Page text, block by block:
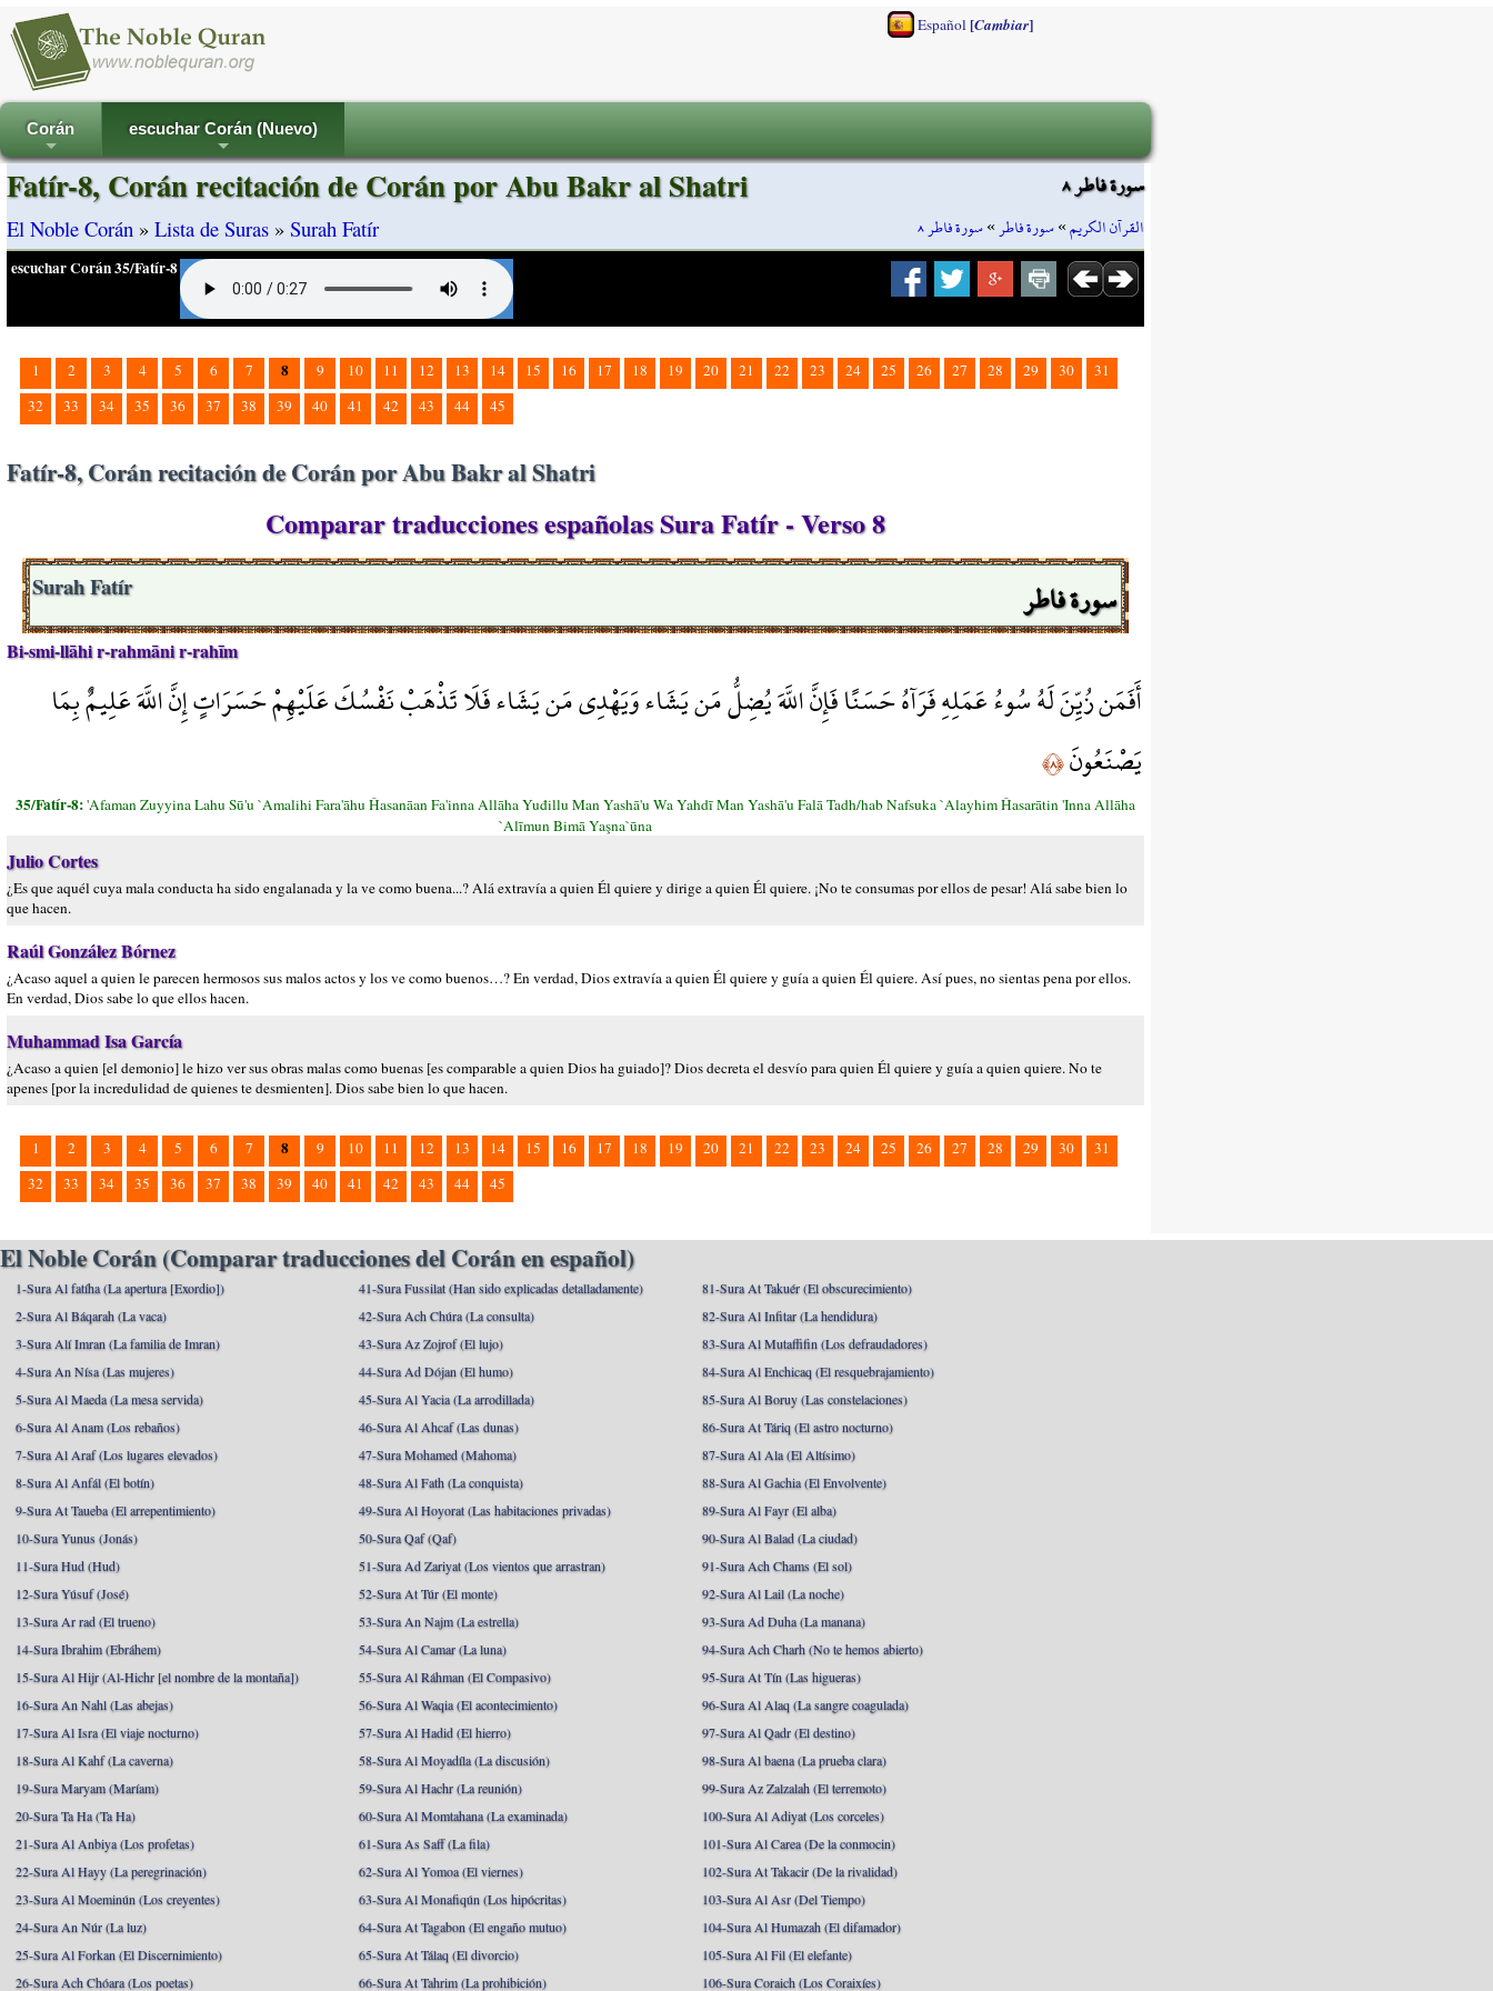
Español [Cambiar]
+
Corán
+
escuchar Corán (Nuevo)
سورة فاطر ٨
القرآن الكريم»سورة فاطر»سورة فاطر ٨
Fatír-8, Corán recitación de Corán por Abu Bakr al Shatri
El Noble Corán » Lista de Suras » Surah Fatír
escuchar Corán 35/Fatír-8
1 2 3 4 5 6 7 8 9 10 11 12 13 14 15 16 17 18 19 20 21 22 23 24 25 26 27 28 29 30
31
32
33 34 35 36 37 38 39 40 41 42 43 44 45
Fatír-8, Corán recitación de Corán por Abu Bakr al Shatri
Comparar traducciones españolas Sura Fatír - Verso 8
سورة فاطر Surah Fatír
Bi-smi-llāhi r-rahmāni r-rahīm
أَفَمَن زُيِّنَ لَهُ سُوءُ عَمَلِهِ فَرَآهُ حَسَنًا فَإِنَّ اللَّهَ يُضِلُّ مَن يَشَاء وَيَهْدِي مَن يَشَاء فَلَا تَذْهَبْ نَفْسُكَ عَلَيْهِمْ حَسَرَاتٍ إِنَّ اللَّهَ عَلِيمٌ بِمَا
يَصْنَعُونَ﴿٨﴾
35/Fatír-8:'Afaman Zuyyina Lahu Sū'u `Amalihi Fara'āhu Ĥasanāan Fa'inna Allāha Yuđillu Man Yashā'u Wa Yahdī Man Yashā'u Falā Tadh/hab Nafsuka `Alayhim Ĥasarātin 'Inna Allāha
`Alīmun Bimā Yaşna`ūna
Julio Cortes
¿Es que aquél cuya mala conducta ha sido engalanada y la ve como buena...? Alá extravía a quien Él quiere y dirige a quien Él quiere. ¡No te consumas por ellos de pesar! Alá sabe bien lo
que hacen.
Raúl González Bórnez
¿Acaso aquel a quien le parecen hermosos sus malos actos y los ve como buenos…? En verdad, Dios extravía a quien Él quiere y guía a quien Él quiere. Así pues, no sientas pena por ellos.
En verdad, Dios sabe lo que ellos hacen.
Muhammad Isa García
¿Acaso a quien [el demonio] le hizo ver sus obras malas como buenas [es comparable a quien Dios ha guiado]? Dios decreta el desvío para quien Él quiere y guía a quien quiere. No te
apenes [por la incredulidad de quienes te desmienten]. Dios sabe bien lo que hacen.
1 2 3 4 5 6 7 8 9 10 11 12 13 14 15 16 17 18 19 20 21 22 23 24 25 26 27 28 29 30
31
32
33 34 35 36 37 38 39 40 41 42 43 44 45
El Noble Corán (Comparar traducciones del Corán en español)
1-Sura Al fatíha (La apertura [Exordio])
2-Sura Al Báqarah (La vaca)
3-Sura Alí Imran (La familia de Imran)
4-Sura An Nísa (Las mujeres)
5-Sura Al Maeda (La mesa servida)
6-Sura Al Anam (Los rebaños)
7-Sura Al Araf (Los lugares elevados)
8-Sura Al Anfál (El botín)
9-Sura At Taueba (El arrepentimiento)
10-Sura Yunus (Jonás)
11-Sura Hud (Hud)
12-Sura Yúsuf (José)
13-Sura Ar rad (El trueno)
14-Sura Ibrahim (Ebráhem)
15-Sura Al Hijr (Al-Hichr [el nombre de la montaña])
16-Sura An Nahl (Las abejas)
17-Sura Al Isra (El viaje nocturno)
18-Sura Al Kahf (La caverna)
19-Sura Maryam (Maríam)
20-Sura Ta Ha (Ta Ha)
21-Sura Al Anbiya (Los profetas)
22-Sura Al Hayy (La peregrinación)
23-Sura Al Moeminún (Los creyentes)
24-Sura An Núr (La luz)
25-Sura Al Forkan (El Discernimiento)
26-Sura Ach Chóara (Los poetas)
41-Sura Fussilat (Han sido explicadas detalladamente)
42-Sura Ach Chúra (La consulta)
43-Sura Az Zojrof (El lujo)
44-Sura Ad Dójan (El humo)
45-Sura Al Yacia (La arrodillada)
46-Sura Al Ahcaf (Las dunas)
47-Sura Mohamed (Mahoma)
48-Sura Al Fath (La conquista)
49-Sura Al Hoyorat (Las habitaciones privadas)
50-Sura Qaf (Qaf)
51-Sura Ad Zariyat (Los vientos que arrastran)
52-Sura At Túr (El monte)
53-Sura An Najm (La estrella)
54-Sura Al Camar (La luna)
55-Sura Al Ráhman (El Compasivo)
56-Sura Al Waqia (El acontecimiento)
57-Sura Al Hadid (El hierro)
58-Sura Al Moyadíla (La discusión)
59-Sura Al Hachr (La reunión)
60-Sura Al Momtahana (La examinada)
61-Sura As Saff (La fila)
62-Sura Al Yomoa (El viernes)
63-Sura Al Monafiqún (Los hipócritas)
64-Sura At Tagabon (El engaño mutuo)
65-Sura At Tálaq (El divorcio)
66-Sura At Tahrim (La prohibición)
81-Sura At Takuér (El obscurecimiento)
82-Sura Al Infitar (La hendidura)
83-Sura Al Mutaffifin (Los defraudadores)
84-Sura Al Enchicaq (El resquebrajamiento)
85-Sura Al Boruy (Las constelaciones)
86-Sura At Táriq (El astro nocturno)
87-Sura Al Ala (El Altísimo)
88-Sura Al Gachia (El Envolvente)
89-Sura Al Fayr (El alba)
90-Sura Al Balad (La ciudad)
91-Sura Ach Chams (El sol)
92-Sura Al Lail (La noche)
93-Sura Ad Duha (La manana)
94-Sura Ach Charh (No te hemos abierto)
95-Sura At Tín (Las higueras)
96-Sura Al Alaq (La sangre coagulada)
97-Sura Al Qadr (El destino)
98-Sura Al baena (La prueba clara)
99-Sura Az Zalzalah (El terremoto)
100-Sura Al Adiyat (Los corceles)
101-Sura Al Carea (De la conmocin)
102-Sura At Takacir (De la rivalidad)
103-Sura Al Asr (Del Tiempo)
104-Sura Al Humazah (El difamador)
105-Sura Al Fil (El elefante)
106-Sura Coraich (Los Coraixíes)